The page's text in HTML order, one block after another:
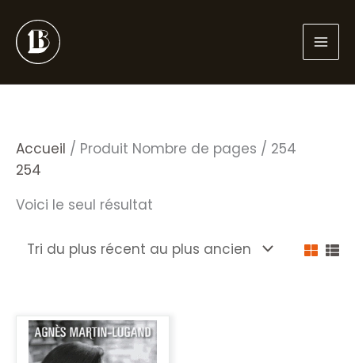
au
contenu
Accueil / Produit Nombre de pages / 254
254
Voici le seul résultat